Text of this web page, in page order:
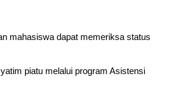
mahasiswa dapat memeriksa status
piatu melalui program Asistensi